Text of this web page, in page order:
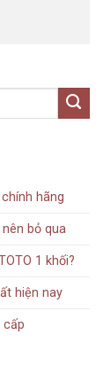
hãng
bỏ qua
1 khối?
hiện nay
cấp